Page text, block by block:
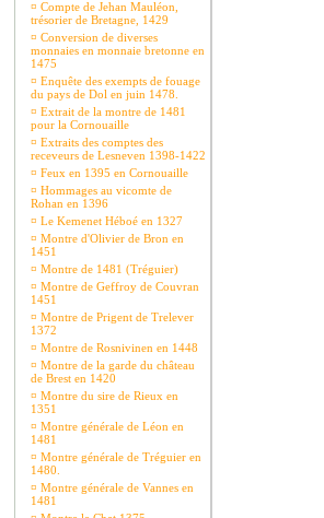
¤ Compte de Jehan Mauléon,
trésorier de Bretagne, 1429
¤ Conversion de diverses
monnaies en monnaie bretonne en
1475
¤ Enquête des exempts de fouage
du pays de Dol en juin 1478.
¤ Extrait de la montre de 1481
pour la Cornouaille
¤ Extraits des comptes des
receveurs de Lesneven 1398-1422
¤ Feux en 1395 en Cornouaille
¤ Hommages au vicomte de
Rohan en 1396
¤ Le Kemenet Héboé en 1327
¤ Montre d'Olivier de Bron en
1451
¤ Montre de 1481 (Tréguier)
¤ Montre de Geffroy de Couvran
1451
¤ Montre de Prigent de Trelever
1372
¤ Montre de Rosnivinen en 1448
¤ Montre de la garde du château
de Brest en 1420
¤ Montre du sire de Rieux en
1351
¤ Montre générale de Léon en
1481
¤ Montre générale de Tréguier en
1480.
¤ Montre générale de Vannes en
1481